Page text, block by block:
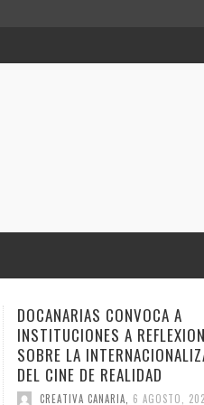
ANA TOVAR, FIDEL GALBÁN Y
GEMAGE LLEVAN SUS
ESTE FIN DE SEMANA A
CUENTO
CREATIVA CANARIA 6 AGOSTO,